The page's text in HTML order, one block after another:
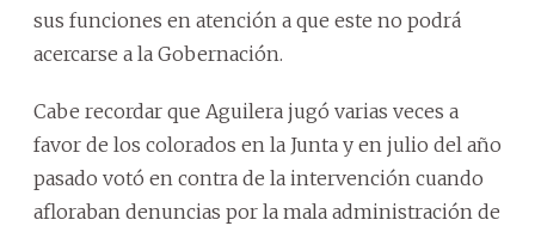
sus funciones en atención a que este no podrá
acercarse a la Gobernación.
Cabe recordar que Aguilera jugó varias veces a
favor de los colorados en la Junta y en julio del año
pasado votó en contra de la intervención cuando
afloraban denuncias por la mala administración de